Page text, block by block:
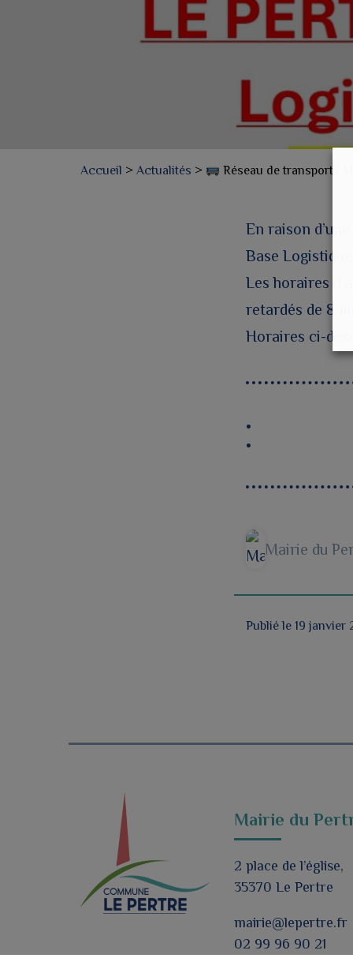
Accueil > Actualités > Réseau de transports
En raison
Base
Les horaires
retardés de 8
Horaires ci-
Mairie du
Publié le 19 janvier
Mairie du
2 place de l’église,
35370 Le Pertre
mairie@lepertre.fr
02 99 96 90 21